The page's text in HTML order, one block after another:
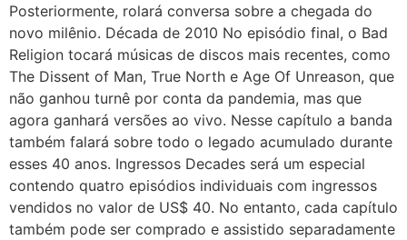
Posteriormente, rolará conversa sobre a chegada do
novo milênio. Década de 2010 No episódio final, o Bad
Religion tocará músicas de discos mais recentes, como
The Dissent of Man, True North e Age Of Unreason, que
não ganhou turnê por conta da pandemia, mas que
agora ganhará versões ao vivo. Nesse capítulo a banda
também falará sobre todo o legado acumulado durante
esses 40 anos. Ingressos Decades será um especial
contendo quatro episódios individuais com ingressos
vendidos no valor de US$ 40. No entanto, cada capítulo
também pode ser comprado e assistido separadamente